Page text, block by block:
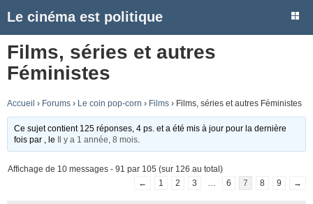
Le cinéma est politique
Films, séries et autres
Féministes
Accueil › Forums › Le coin pop-corn › Films › Films, séries et autres Féministes
Ce sujet contient 125 réponses, 4 ps. et a été mis à jour pour la dernière
fois par
, le Il y a 1 année, 8 mois
Affichage de 10 messages - 91 par 105 (sur 126 au total)
←
1 2 3 6 7 8 9 →